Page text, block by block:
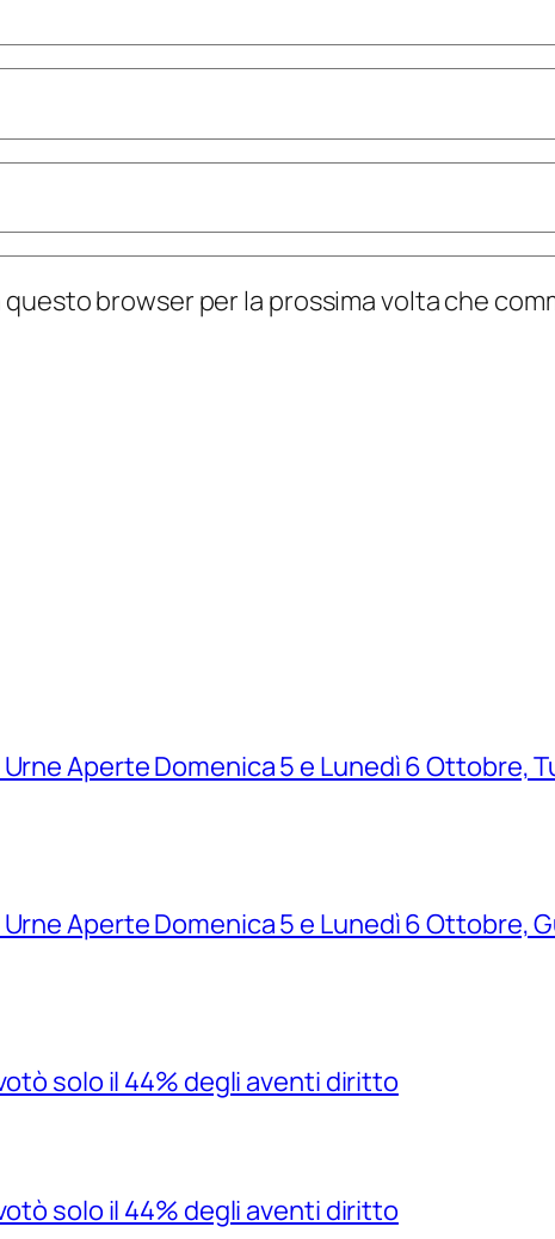
questo browser per la prossima volta che
Aperte Domenica 5 e Lunedì 6 Ottobre,
Aperte Domenica 5 e Lunedì 6 Ottobre,
solo il 44% degli aventi diritto
solo il 44% degli aventi diritto